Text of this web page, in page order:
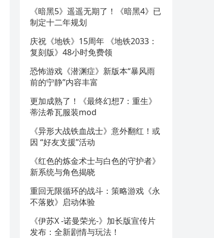
《暗黑5》遥遥无期了！《暗黑4》已
制定十二年规划
庆祝《地铁》15周年 《地铁2033：
复刻版》48小时免费领
恐怖游戏《潜渊症》新版本“暴风雨
前的宁静”内容丰富
更加成熟了！《最终幻想7：重生》
蒂法希瓦服装mod
《异形大战铁血战士》意外翻红！或
因 “好友支援”活动
《红色的炼金术士与白色的守护者》
新系统与角色揭晓
重回无限循环的战斗：策略游戏《永
不落败》启动体验
《伊苏X -诺曼荣光-》加长版宣传片
发布：全新剧情与玩法！